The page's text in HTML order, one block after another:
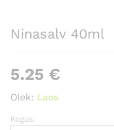
Ninasalv 40ml
5.25 €
Olek: Laos
Ninasalv
Kogus: